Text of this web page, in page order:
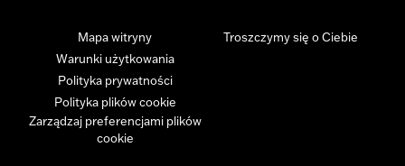
Mapa witryny
Warunki użytkowania
Polityka prywatności
Polityka plików cookie
Zarządzaj preferencjami plików
cookie
Troszczymy się o Ciebie